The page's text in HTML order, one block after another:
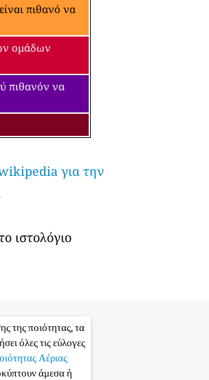
πιθανό να
ομάδων
πιθανόν να
για την
ιστολόγιο
της ποιότητας, τα
όλες τις εύλογες
Αέριας
άμεσα ή